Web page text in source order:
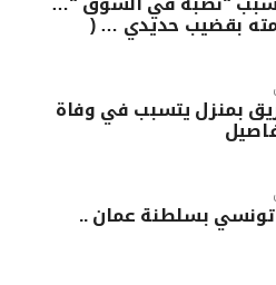
بقضيب حديدي … (
بمنزل يتسبب في وفاة
بسلطنة عمان ..